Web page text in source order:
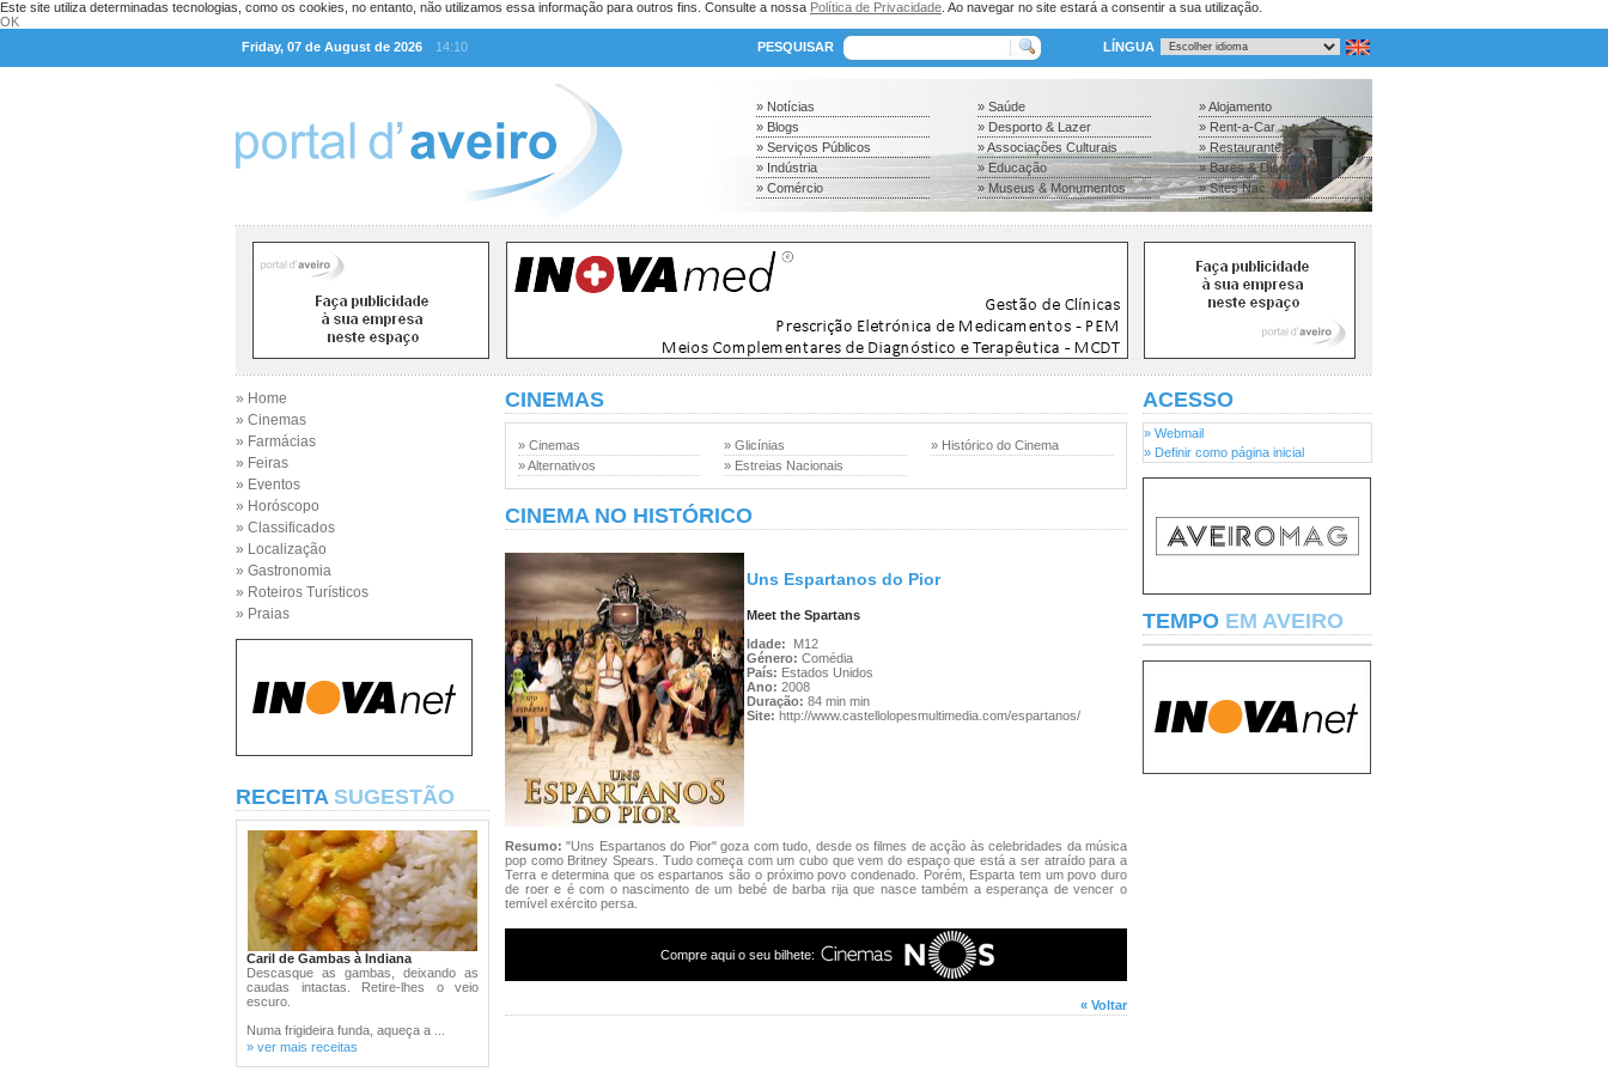
Este site utiliza determinadas tecnologias, como os cookies, no entanto, não utilizamos essa informação para outros fins. Consulte a nossa Política de Privacidade . Ao navegar no site estará a consentir a sua utilização.
OK
Friday, 07 de August de 2026
14:10 PESQUISAR LÍNGUA
» Notícias
» Blogs
» Serviços Públicos
» Indústria
» Comércio
» Saúde
» Desporto & Lazer
» Associações Culturais
» Educação
» Museus & Monumentos
» Alojamento
» Rent-a-Car
» Restaurantes
» Bares & Discotecas
» Sites Nac. & Inter.
» Home
» Cinemas
» Farmácias
» Feiras
» Eventos
» Horóscopo
» Classificados
» Localização
» Gastronomia
» Roteiros Turísticos
» Praias
RECEITA SUGESTÃO
Caril de Gambas à Indiana
Descasque as gambas, deixando as
caudas intactas. Retire-lhes o veio
escuro.
Numa frigideira funda, aqueça a ...
» ver mais receitas
CINEMAS
» Cinemas
» Alternativos
» Glicínias
» Estreias Nacionais
» Histórico do Cinema
CINEMA NO HISTÓRICO
Uns Espartanos do Pior
Meet the Spartans
Idade:
M12
Género: Comédia
País: Estados Unidos
Ano: 2008
Duração: 84 min min
Site: http://www.castellolopesmultimedia.com/espartanos/
Resumo:"Uns Espartanos do Pior" goza com tudo, desde os filmes de acção às celebridades da música
pop como Britney Spears. Tudo começa com um cubo que vem do espaço que está a ser atraído para a
Terra e determina que os espartanos são o próximo povo condenado. Porém, Esparta tem um povo duro
de roer e é com o nascimento de um bebé de barba rija que nasce também a esperança de vencer o
temível exército persa.
Compre aqui o seu bilhete:
« Voltar
ACESSO
» Webmail
» Definir como página inicial
TEMPO EM AVEIRO